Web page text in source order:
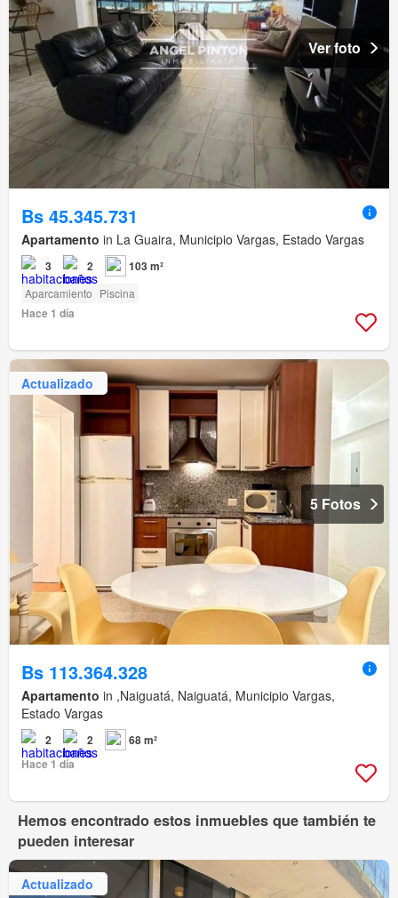
Ver foto
Bs 45.345.731
Apartamento in La Guaira, Municipio Vargas, Estado Vargas
3 2 103 m²
Aparcamiento Piscina
Hace 1 día
Actualizado
5 Fotos
Bs 113.364.328
Apartamento in ,Naiguatá, Naiguatá, Municipio Vargas,
Estado Vargas
2 2
68 m²
Hace 1 día
Hemos encontrado estos inmuebles que también te
pueden interesar
Actualizado